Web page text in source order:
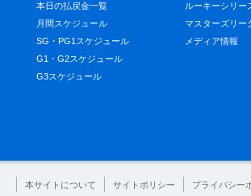
本日の払戻金一覧
月間スケジュール
SG・PG1スケジュール
G1・G2スケジュール
G3スケジュール
ルーキーシリー
マスターズリー
メディア情報
本サイトについて サイトポリシー プライバシー